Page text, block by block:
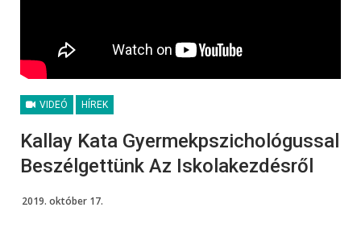
VIDEÓ HÍREK
Kallay Kata Gyermekpszichológussal
Beszélgettünk Az Iskolakezdésről
2019. október 17.